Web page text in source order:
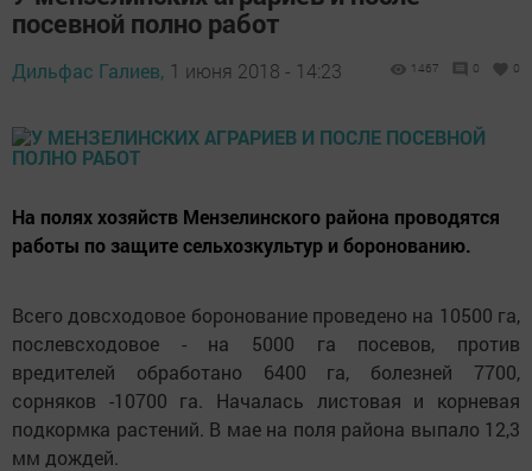
посевной полно работ
Дильфас Галиев, 1 июня 2018 - 14:23 1467 0 0
На полях хозяйств Мензелинского района проводятся
работы по защите сельхозкультур и боронованию.
Всего довсходовое боронование проведено на 10500 га,
послевсходовое - на 5000 га посевов, против
вредителей обработано 6400 га, болезней 7700,
сорняков -10700 га. Началась листовая и корневая
подкормка растений. В мае на поля района выпало 12,3
мм дождей.